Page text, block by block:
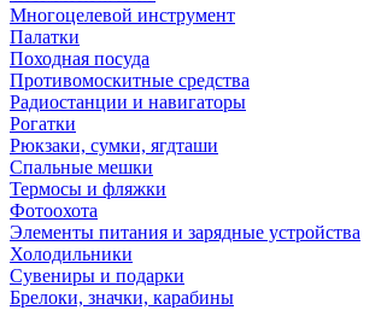
Многоцелевой инструмент
Палатки
Походная посуда
Противомоскитные средства
Радиостанции и навигаторы
Рогатки
Рюкзаки, сумки, ягдташи
Спальные мешки
Термосы и фляжки
Фотоохота
Элементы питания и зарядные устройства
Холодильники
Сувениры и подарки
Брелоки, значки, карабины